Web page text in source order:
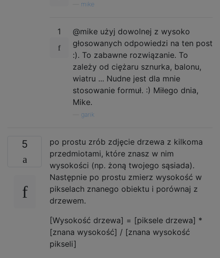
mike
1
@mike użyj dowolnej z wysoko
głosowanych odpowiedzi na ten post
:). To zabawne rozwiązanie. To
zależy od ciężaru sznurka, balonu,
wiatru ... Nudne jest dla mnie
stosowanie formuł. :) Miłego dnia,
Mike.
garik
5
po prostu zrób zdjęcie drzewa z kilkoma
przedmiotami, które znasz w nim
wysokości (np. żoną twojego sąsiada).
Następnie po prostu zmierz wysokość w
pikselach znanego obiektu i porównaj z
drzewem.
[Wysokość drzewa] = [piksele drzewa] *
[znana wysokość] / [znana wysokość
pikseli]